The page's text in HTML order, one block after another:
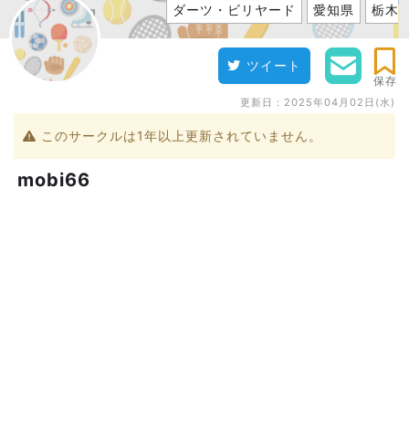
ダーツ・ビリヤード 愛知県 栃木
ツイート
保存
更新日： 2025年04月02日(水)
このサークルは1年以上更新されていません。
mobi66